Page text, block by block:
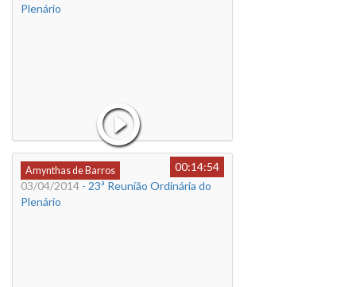
Plenário
Amynthas de Barros
00:14:54
03/04/2014 - 23ª Reunião Ordinária do
Plenário